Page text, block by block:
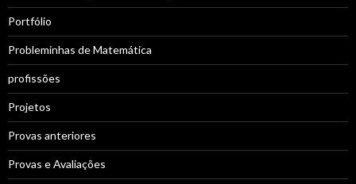
Portfólio
Probleminhas de Matemática
profissões
Projetos
Provas anteriores
Provas e Avaliações